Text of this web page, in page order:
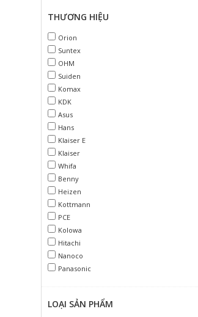
THƯƠNG HIỆU
Orion
Suntex
OHM
Suiden
Komax
KDK
Asus
Hans
Klaiser E
Klaiser
Whifa
Benny
Heizen
Kottmann
PCE
Kolowa
Hitachi
Nanoco
Panasonic
LOẠI SẢN PHẨM